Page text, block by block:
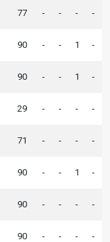
77 - - - -
90 - - 1 -
90 - - 1 -
29 - - - -
71 - - - -
90 - - 1 -
90 - - - -
90 - - - -